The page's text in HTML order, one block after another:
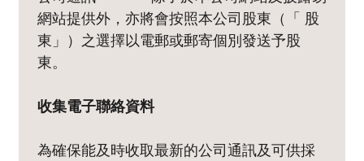
網站提供外，亦將會按照本公司股東（「 股
東」）之選擇以電郵或郵寄個別發送予股
東。
收集電子聯絡資料
為確保能及時收取最新的公司通訊及可供採